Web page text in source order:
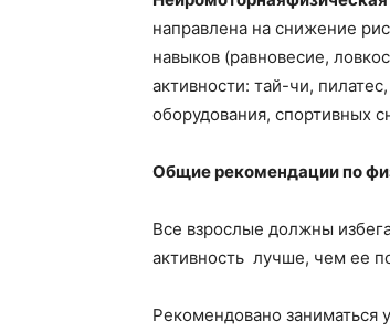
направлена на снижение
навыков (равновесие,
активности: тай-чи,
оборудования, спортивных
Общие рекомендации по
Все взрослые должны
активность лучше, чем ее
Рекомендовано заниматься